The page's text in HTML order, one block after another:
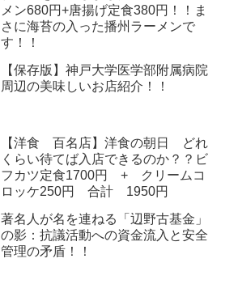
メン680円+唐揚げ定食380円！！ま
さに海苔の入った播州ラーメンで
す！！
【保存版】神戸大学医学部附属病院
周辺の美味しいお店紹介！！
【洋食 百名店】洋食の朝日 どれ
くらい待てば入店できるのか？？ビ
フカツ定食1700円 + クリームコ
ロッケ250円 合計 1950円
著名人が名を連ねる「辺野古基金」
の影：抗議活動への資金流入と安全
管理の矛盾！！